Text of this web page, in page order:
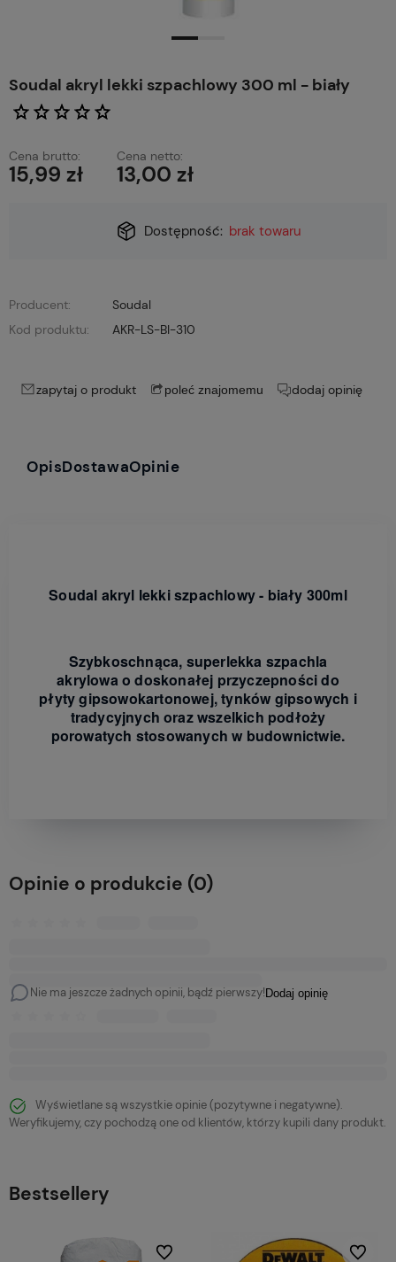
Soudal akryl lekki szpachlowy 300 ml - biały
Cena brutto:
15,99 zł
Cena netto:
13,00 zł
Dostępność: brak towaru
Producent:
Soudal
Kod produktu:
AKR-LS-BI-310
zapytaj o produkt poleć znajomemu dodaj opinię
OpisDostawaOpinie
Soudal akryl lekki szpachlowy - biały 300ml
Szybkoschnąca, superlekka szpachla
akrylowa o doskonałej przyczepności do
płyty gipsowokartonowej, tynków gipsowych i
tradycyjnych oraz wszelkich podłoży
porowatych stosowanych w budownictwie.
Opinie o produkcie (0)
Nie ma jeszcze żadnych opinii, bądź pierwszy! Dodaj opinię
Wyświetlane są wszystkie opinie (pozytywne i negatywne).
Weryfikujemy, czy pochodzą one od klientów, którzy kupili dany produkt.
Bestsellery
Do ulubionych Do